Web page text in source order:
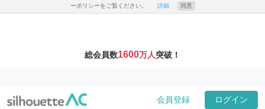
ーポリシーをご覧ください。 詳細 同意
総会員数1600万人突破！
会員登録 ログイン